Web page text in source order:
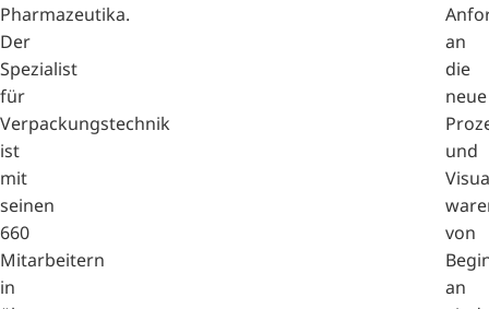
Pharmazeutika.
Der
Spezialist
für
Verpackungstechnik
ist
mit
seinen
660
Mitarbeitern
in
an
die
neue
und
von
an